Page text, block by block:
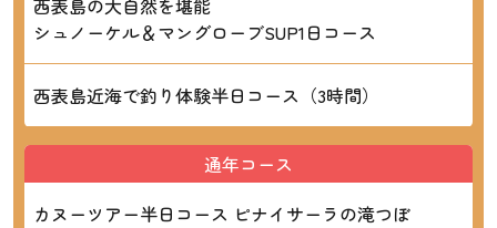
西表島の大自然を堪能
シュノーケル＆マングローブSUP1日コース
西表島近海で釣り体験半日コース（3時間）
通年コース
カヌーツアー半日コース ピナイサーラの滝つぼ